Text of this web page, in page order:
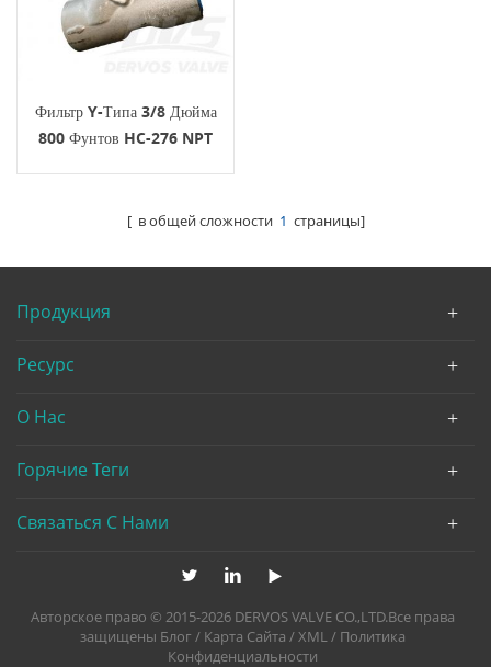
Фильтр Y-Типа 3/8 Дюйма
800 Фунтов HC-276 NPT
[ в общей сложности 1 страницы]
Продукция
Ресурс
О Нас
Горячие Теги
Связаться С Нами
Авторское право © 2015-2026 DERVOS VALVE CO.,LTD.Все права
защищены Блог / Карта Сайта /XML/ Политика
Конфиденциальности